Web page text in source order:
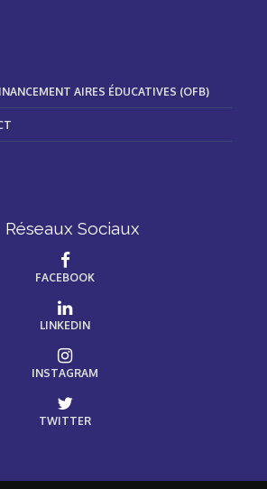
AIRES ÉDUCATIVES (OFB)
Réseaux Sociaux
FACEBOOK
LINKEDIN
INSTAGRAM
TWITTER